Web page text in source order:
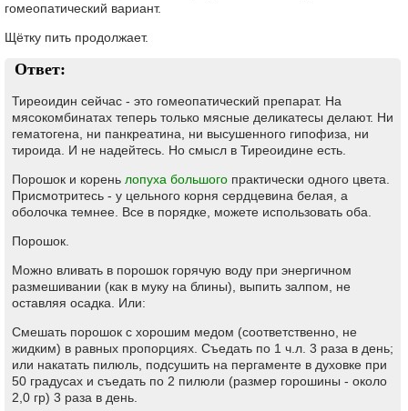
гомеопатический вариант.
Щётку пить продолжает.
Ответ:
Тиреоидин сейчас - это гомеопатический препарат. На
мясокомбинатах теперь только мясные деликатесы делают. Ни
гематогена, ни панкреатина, ни высушенного гипофиза, ни
тироида. И не надейтесь. Но смысл в Тиреоидине есть.
Порошок и корень лопуха большого практически одного цвета.
Присмотритесь - у цельного корня сердцевина белая, а
оболочка темнее. Все в порядке, можете использовать оба.
Порошок.
Можно вливать в порошок горячую воду при энергичном
размешивании (как в муку на блины), выпить залпом, не
оставляя осадка. Или:
Смешать порошок с хорошим медом (соответственно, не
жидким) в равных пропорциях. Съедать по 1 ч.л. 3 раза в день;
или накатать пилюль, подсушить на пергаменте в духовке при
50 градусах и съедать по 2 пилюли (размер горошины - около
2,0 гр) 3 раза в день.